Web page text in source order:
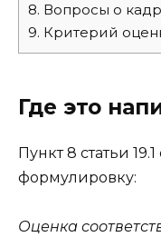
8. Вопросы о
9. Критерий
Где это
Пункт 8 статьи
формулировку:
Оценка